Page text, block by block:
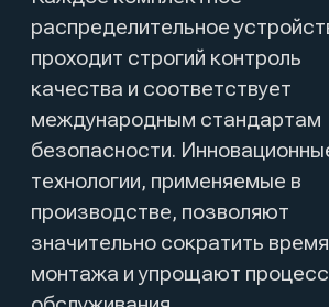
Обзор продукта
Устройства разработаны с учетом
требований современного рынка и
обеспечивают надежное и безопасное
так и для жилых объектов. Конструкция
распределительных устройств включает в
себя прочные материалы, устойчивые к
воздействию неблагоприятных погодных
условий, что гарантирует их
долговечность и бесперебойную работу на
Экономия места,